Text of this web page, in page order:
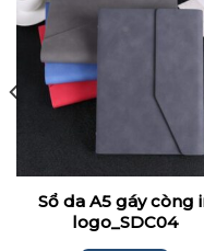
Sổ da A5 gáy còng
logo_SDC04